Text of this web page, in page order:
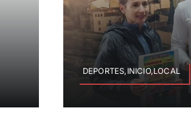
DEPORTES,INICIO,LOCAL